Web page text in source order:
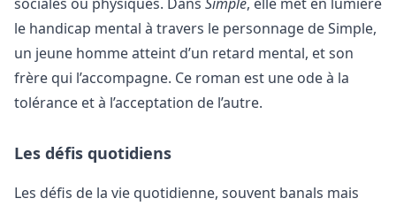
le handicap mental à travers le personnage de Simple,
un jeune homme atteint d’un retard mental, et son
frère qui l’accompagne. Ce roman est une ode à la
tolérance et à l’acceptation de l’autre.
Les défis quotidiens
Les défis de la vie quotidienne, souvent banals mais